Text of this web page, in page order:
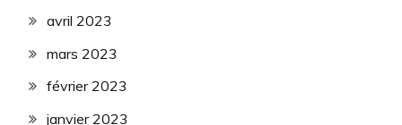
avril 2023
mars 2023
février 2023
janvier 2023